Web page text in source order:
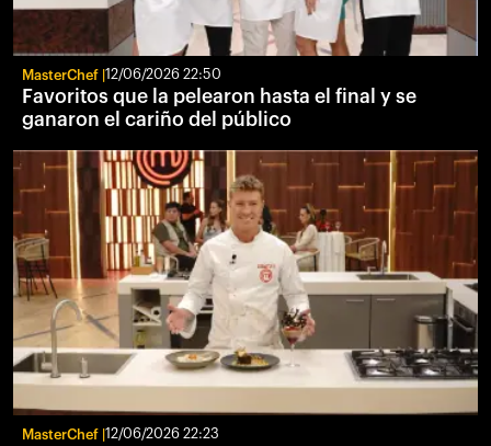
MasterChef 12/06/2026 22:50
Favoritos que la pelearon hasta el final y se
ganaron el cariño del público
MasterChef 12/06/2026 22:23